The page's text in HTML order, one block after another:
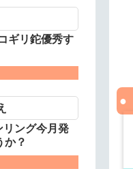
ギリ鉈優秀す
リング今月発
か？